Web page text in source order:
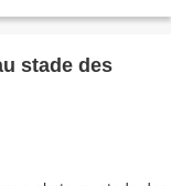
stade des